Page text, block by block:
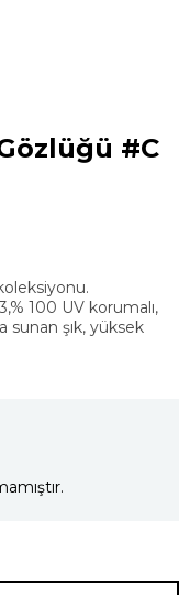
#C
100 UV korumalı,
şık, yüksek